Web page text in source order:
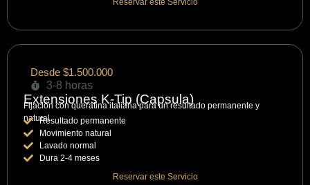
Desde $1.500.000
3-8 horas
Extensiones K-Tip (Capsula)
Fijación con queratina italiana para un resultado permanente y
natural.Resultado permanente
Movimiento natural
Lavado normal
Dura 2-4 meses
Reservar este Servicio